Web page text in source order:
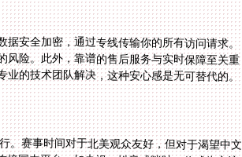
安全加密，通过专线传输你的所有访问请求。
险。此外，靠谱的售后服务与实时保障至关重
的技术团队解决，这种安心感是无可替代的。
。赛事时间对于北美观众友好，但对于渴望中文
国内平台，如央视、抖音或咪咕，将成为主流
自动优化线路，优先保障直播流。你甚至可以在
盛宴，和朋友们在线上聊天室同步吐槽欢呼，